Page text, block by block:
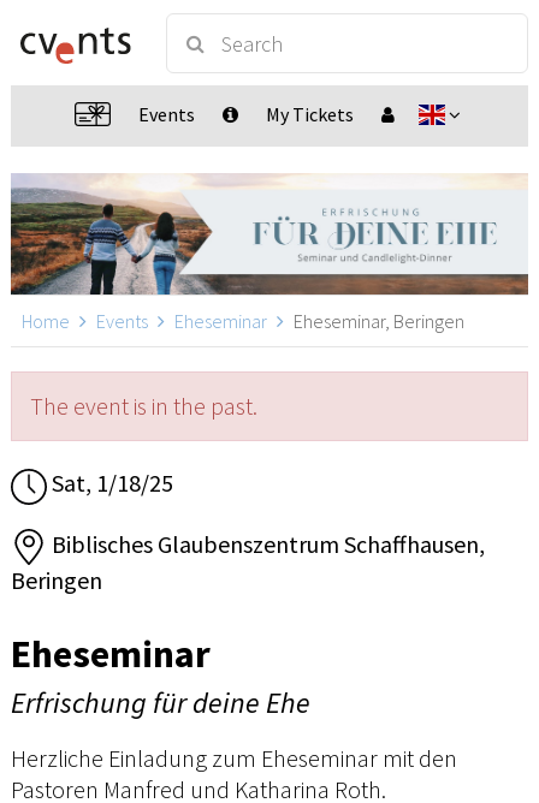
Events My Tickets
Home Events Eheseminar Eheseminar, Beringen
The event is in the past.
Sat, 1/18/25
Biblisches Glaubenszentrum Schaffhausen,
Beringen
Eheseminar
Erfrischung für deine Ehe
Herzliche Einladung zum Eheseminar mit den
Pastoren Manfred und Katharina Roth.